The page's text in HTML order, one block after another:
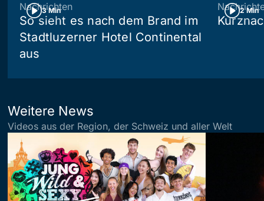
3 Min
Nachrichten
So sieht es nach dem Brand im
Stadtluzerner Hotel Continental
aus
2 Min
Weitere News
Videos aus der Region, der Schweiz und aller Welt